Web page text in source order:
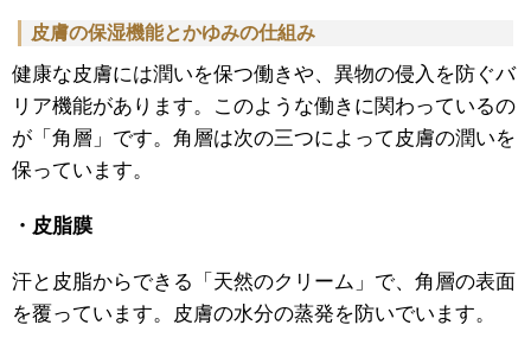
皮膚の保湿機能とかゆみの仕組み
健康な皮膚には潤いを保つ働きや、異物の侵入を防ぐバ
リア機能があります。このような働きに関わっているの
が「角層」です。角層は次の三つによって皮膚の潤いを
保っています。
・皮脂膜
汗と皮脂からできる「天然のクリーム」で、角層の表面
を覆っています。皮膚の水分の蒸発を防いでいます。